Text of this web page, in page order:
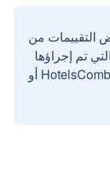
التقييمات من
تم إجراؤها
بواسطة مستخدمين حقيقيين مع HotelsCombined أو